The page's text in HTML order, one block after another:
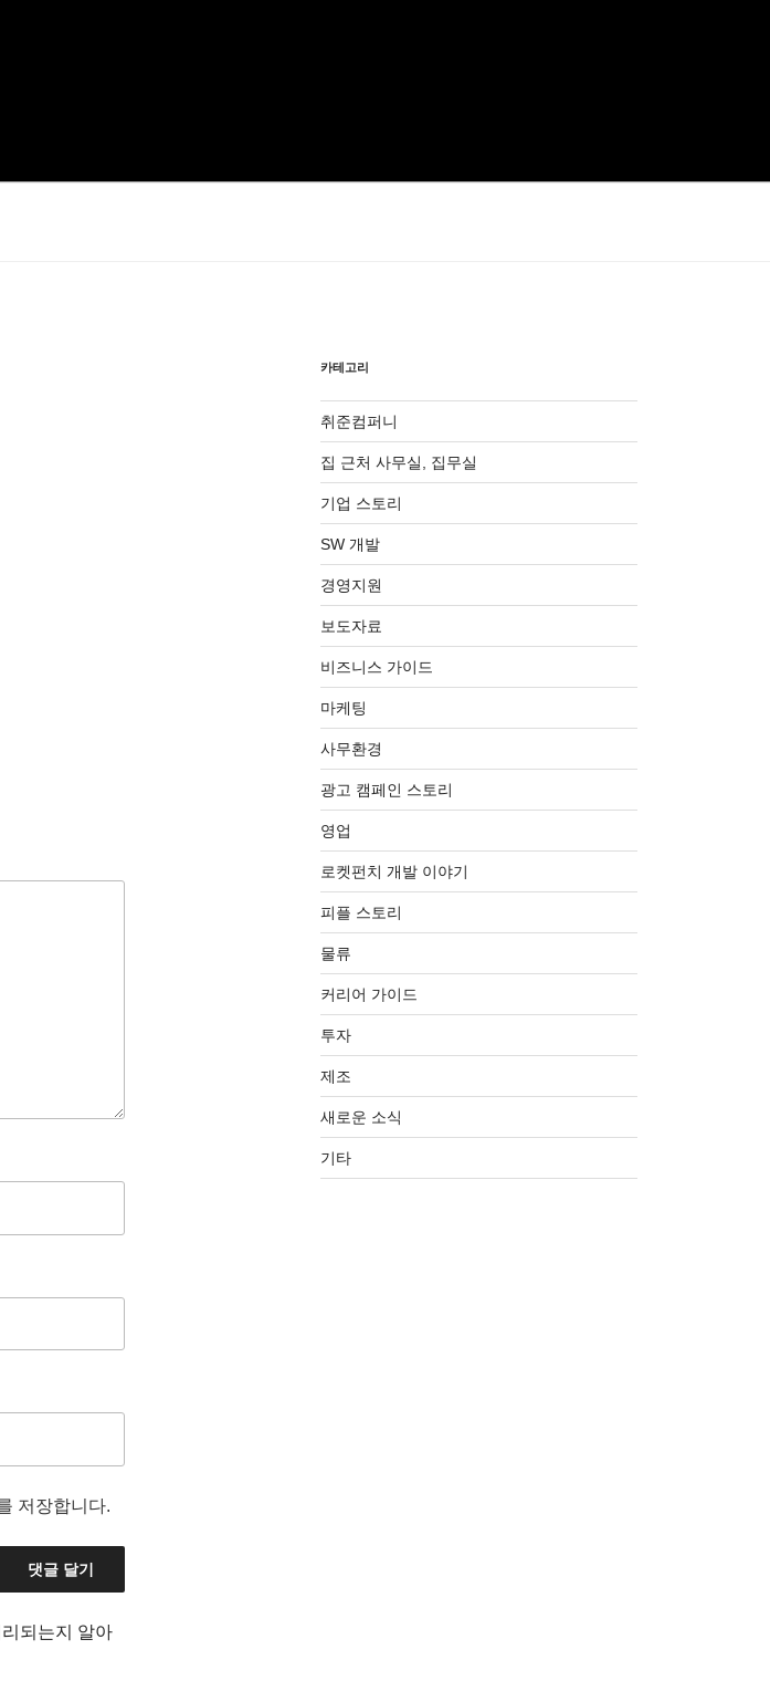
저장합니다.
되는지 알아
카테고리
취준컴퍼니
집 근처 사무실, 집무실
기업 스토리
SW 개발
경영지원
보도자료
비즈니스 가이드
마케팅
사무환경
광고 캠페인 스토리
영업
로켓펀치 개발 이야기
피플 스토리
물류
커리어 가이드
투자
제조
새로운 소식
기타